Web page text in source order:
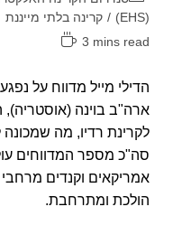
קרינה בלתי מייננת
3 mins
בוינה (אוסטריה),
רדיו, מה שמכונה
מספר המדווחים עולה על
וקנדים מרחבי
ומתרחבת.